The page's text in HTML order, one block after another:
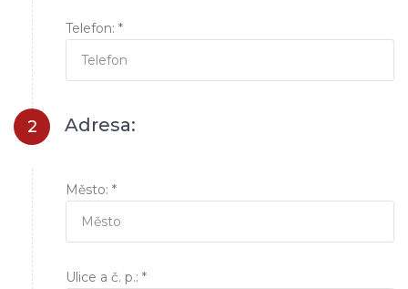
Telefon: *
2 Adresa:
Město: *
Ulice a č. p.: *